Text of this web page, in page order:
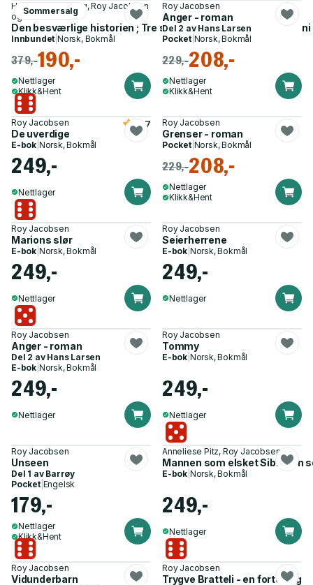
Sommersalg
Hans Jacob Orning, Roy Jacobsen
og 3 andre
Den besværlige historien ; Tre skrifter om Steen & ni bilder -
Innbundet |Norsk, Bokmål
379,-190,-
Nettlager
Klikk&Hent
Roy Jacobsen
Anger - roman
Del 2 av Hans Larsen
Pocket| Norsk, Bokmål
229,-208,-
Nettlager
Klikk&Hent
Roy Jacobsen
De uverdige
4.7
E-bok Norsk, Bokmål
249,-
Nettlager
Roy Jacobsen
Grenser - roman
Pocket| Norsk, Bokmål
229,-208,-
Nettlager
Klikk&Hent
Roy Jacobsen
Marions slør
E-bok Norsk, Bokmål
249,-
Nettlager
Roy Jacobsen
Seierherrene
E-bok Norsk, Bokmål
249,-
Nettlager
Roy Jacobsen
Anger - roman
Del 2 av Hans Larsen
E-bok Norsk, Bokmål
249,-
Nettlager
Roy Jacobsen
Tommy
E-bok Norsk, Bokmål
249,-
Nettlager
Roy Jacobsen
Unseen
Del 1 av Barrøy
Pocket| Engelsk
179,-
Nettlager
Klikk&Hent
Anneliese Pitz, Roy Jacobsen
Mannen som elsket Sibir -
E-bok Norsk, Bokmål
249,-
Nettlager
Roy Jacobsen
Vidunderbarn
Roy Jacobsen
Trygve Bratteli - en fortelling